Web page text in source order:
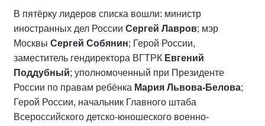
В пятёрку лидеров списка вошли: министр
иностранных дел России Сергей Лавров; мэр
Москвы Сергей Собянин; Герой России,
заместитель гендиректора ВГТРК Евгений
Поддубный; уполномоченный при Президенте
России по правам ребёнка Мария Львова-Белова;
Герой России, начальник Главного штаба
Всероссийского детско-юношеского военно-